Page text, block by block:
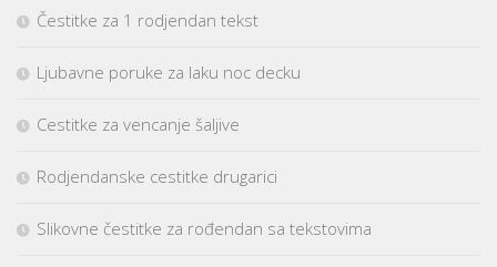
Čestitke za 1 rodjendan tekst
Ljubavne poruke za laku noc decku
Cestitke za vencanje šaljive
Rodjendanske cestitke drugarici
Slikovne čestitke za rođendan sa tekstovima